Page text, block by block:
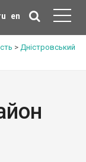
en
> Дністровський